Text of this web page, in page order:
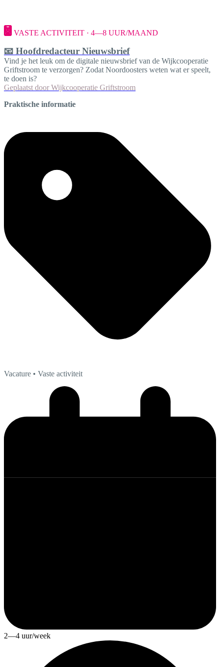
VASTE ACTIVITEIT · 4—8 UUR/MAAND
📧 Hoofdredacteur Nieuwsbrief
Vind je het leuk om de digitale nieuwsbrief van de Wijkcooperatie
Griftstroom te verzorgen? Zodat Noordoosters weten wat er speelt,
te doen is?
Geplaatst door Wijkcooperatie Griftstroom
Praktische informatie
Vacature • Vaste activiteit
2—4 uur/week